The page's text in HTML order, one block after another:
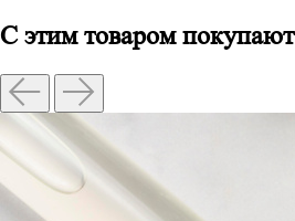
С этим товаром покупают